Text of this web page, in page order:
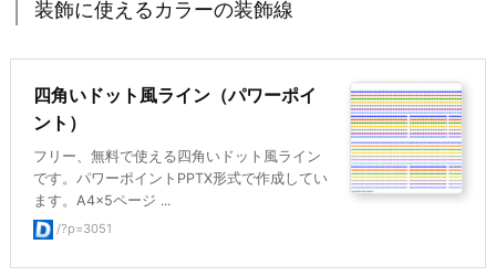
装飾に使えるカラーの装飾線
四角いドット風ライン（パワーポイ
ント）
フリー、無料で使える四角いドット風ライン
です。パワーポイントPPTX形式で作成してい
ます。A4×5ページ ...
/?p=3051